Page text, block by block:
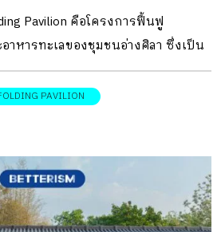
วมสมัย กระทรวงวัฒนธรรม โดยมี
าปนิกผู้ร่วมออกแบบโครงการ งาน
ตั้งแต่ขั้นตอนการทำไร่หมุนเวียนไป
กาที่สะท้อนนวัตกรรมแบบ bottom-
นักออกแบบ CHAT architects ยัง
พแวดล้อมรอบตัวของกลุ่มชุมชนใน
บร่วมด้วย ไม่ว่าจะเป็นพฤติกรรม
Pavilion คือโครงการฟื้นฟู
าหารทะเลของชุมชนอ่างศิลา ซึ่งเป็น
ตำบลอ่างศิลา อำเภอเมืองฯ จังหวัด
เป็นชุมชนชาวประมงพื้นบ้านผู้เพาะ
รม และหอยหิน รวมถึงการจับสัตว์น้ำ
Architects จากชุมชนชาวประมง
ดีต ตลอดหลายปีที่ผ่านมากลับมี
ระดับนิเวศวิทยา ไม่ว่าจะเรื่องของ
PAVILION